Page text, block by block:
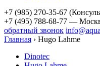
+7 (985) 270-35-67
+7 (495) 788-68-77 —
обратный звонок
Главная › Hugo Lahme
Dinotec